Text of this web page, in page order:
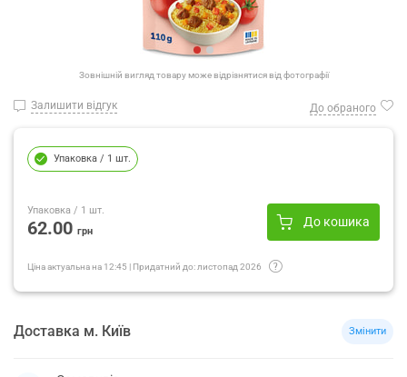
Зовнішній вигляд товару може відрізнятися від фотографії
Залишити відгук До обраного
Упаковка / 1 шт.
Упаковка / 1 шт.
62.00 грн
До кошика
Ціна актуальна на 12:45 | Придатний до: листопад 2026
Доставка м. Київ Змінити